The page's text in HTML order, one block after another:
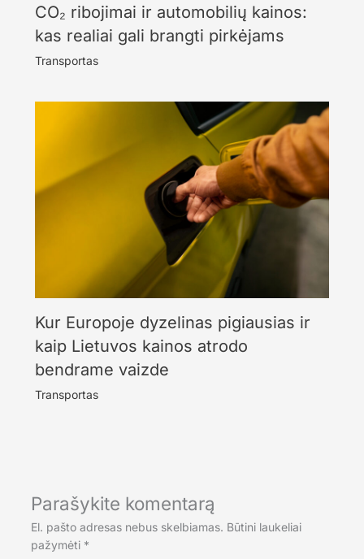
CO₂ ribojimai ir automobilių kainos:
kas realiai gali brangti pirkėjams
Transportas
Kur Europoje dyzelinas pigiausias ir
kaip Lietuvos kainos atrodo
bendrame vaizde
Transportas
Parašykite komentarą
El. pašto adresas nebus skelbiamas. Būtini laukeliai
pažymėti *